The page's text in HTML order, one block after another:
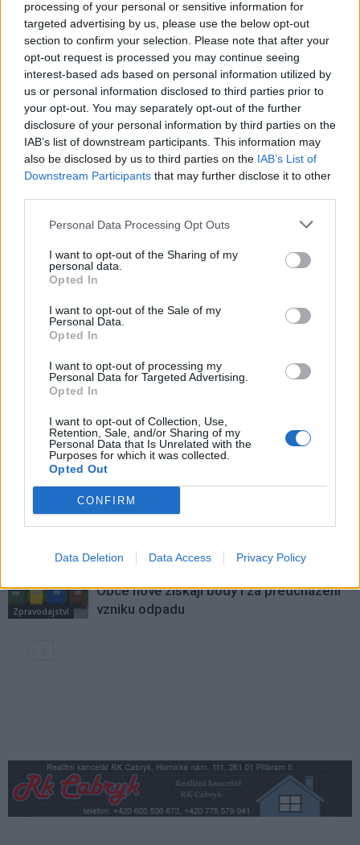
processing of your personal or sensitive information for
targeted advertising by us, please use the below opt-out
section to confirm your selection. Please note that after your
opt-out request is processed you may continue seeing
interest-based ads based on personal information utilized by
us or personal information disclosed to third parties prior to
your opt-out. You may separately opt-out of the further
disclosure of your personal information by third parties on the
IAB’s list of downstream participants. This information may
also be disclosed by us to third parties on the IAB’s List of
Downstream Participants that may further disclose it to other
Personal Data Processing Opt Outs
I want to opt-out of the Sharing of my
personal data.
Opted In
I want to opt-out of the Sale of my
Personal Data.
Opted In
I want to opt-out of processing my
Personal Data for Targeted Advertising.
Opted In
I want to opt-out of Collection, Use,
Retention, Sale, and/or Sharing of my
Personal Data that Is Unrelated with the
Purposes for which it was collected.
Opted Out
CONFIRM
Data Deletion Data Access Privacy Policy
TAGY obchody otevřeno Velikonoce
Mistrovství ČR v šipkách se
vrací do Příbrami. Kulturní dům
Maturanti vystaví svá díla
VÍCE OD AUTORA
Zpravodajství
Většina koupališť na Příbramsku nabízí
výborné podmínky. Horší voda je jen na
Živohošti
Příbram modernizuje parkovací automaty.
Přibudou i tři nové poblíž Svaté Hory
Zpravodajství
Obce nově získají body i za předcházení
vzniku odpadu